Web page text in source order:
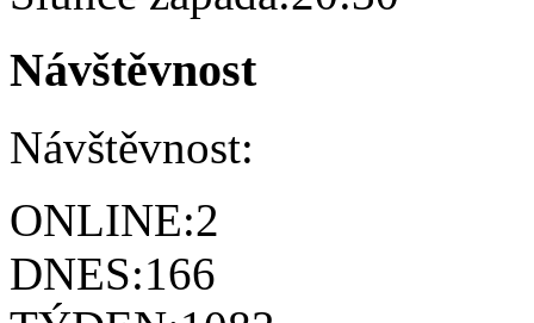
Návštěvnost
Návštěvnost:
ONLINE:2
DNES:166